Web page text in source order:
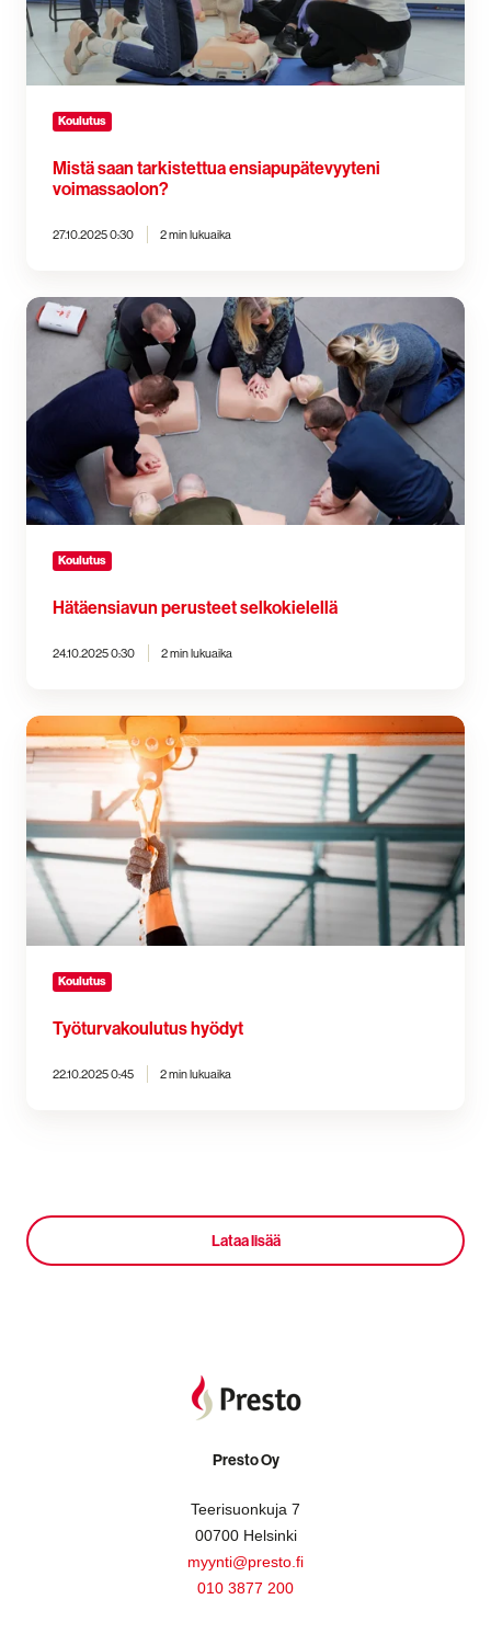
Koulutus
Mistä saan tarkistettua ensiapupätevyyteni
voimassaolon?
27.10.2025 0:30 2 min lukuaika
Hätäensiavun
perusteet
Koulutus
Hätäensiavun perusteet selkokielellä
24.10.2025 0:30 2 min lukuaika
Työturvakoulutus
hyödyt
Koulutus
Työturvakoulutus hyödyt
22.10.2025 0:45 2 min lukuaika
Lataa lisää
Presto Oy
Teerisuonkuja 7
00700 Helsinki
myynti@presto.fi
010 3877 200